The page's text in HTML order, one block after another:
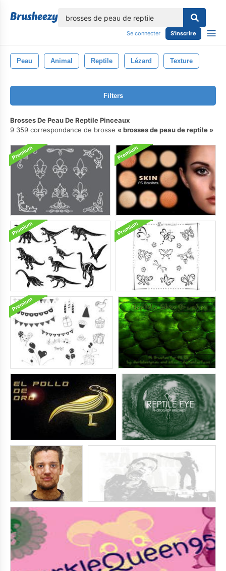
Se connecter S'inscrire
Peau Animal Reptile Lézard Texture
Filters
Brosses De Peau De Reptile Pinceaux
9 359 correspondance de brosse
brosses de peau de reptile